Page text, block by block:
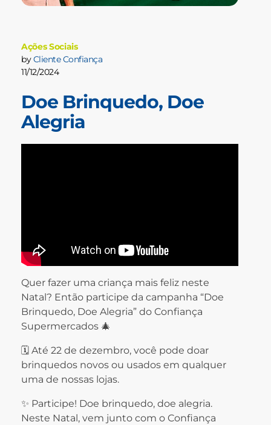
Doe Brinquedo, Doe
Alegria
11/12/2024
by Cliente Confiança
Ações Sociais
Quer fazer uma criança mais feliz neste
Natal? Então participe da campanha “Doe
Brinquedo, Doe Alegria” do Confiança
Supermercados 🎄
🗓️ Até 22 de dezembro, você pode doar
brinquedos novos ou usados em qualquer
uma de nossas lojas.
✨ Participe! Doe brinquedo, doe alegria.
Neste Natal, vem junto com o Confiança